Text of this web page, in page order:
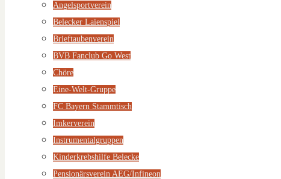
Angelsportverein
Belecker Laienspiel
Brieftaubenverein
BVB Fanclub Go West
Chöre
Eine-Welt-Gruppe
FC Bayern Stammtisch
Imkerverein
Instrumentalgruppen
Kinderkrebshilfe Belecke
Pensionärsverein AEG/Infineon